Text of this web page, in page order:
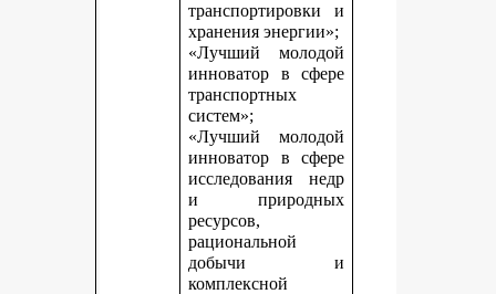
транспортировки и
хранения энергии»;
«Лучший молодой
инноватор в сфере
транспортных
систем»;
«Лучший молодой
инноватор в сфере
исследования недр
и природных
ресурсов,
рациональной
добычи и
комплексной